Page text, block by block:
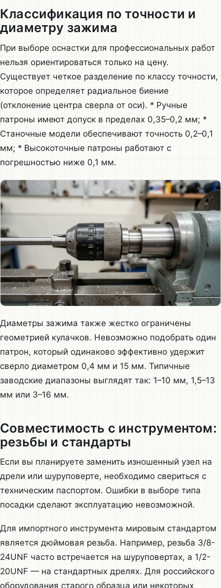
Классификация по точности и
диаметру зажима
При выборе оснастки для профессиональных работ
нельзя ориентироваться только на цену.
Существует четкое разделение по классу точности,
которое определяет радиальное биение
(отклонение центра сверла от оси). * Ручные
патроны имеют допуск в пределах 0,35–0,2 мм; *
Станочные модели обеспечивают точность 0,2–0,1
мм; * Высокоточные патроны работают с
погрешностью ниже 0,1 мм.
Диаметры зажима также жестко ограничены
геометрией кулачков. Невозможно подобрать один
патрон, который одинаково эффективно удержит
сверло диаметром 0,4 мм и 15 мм. Типичные
заводские диапазоны выглядят так: 1–10 мм, 1,5–13
мм или 3–16 мм.
Совместимость с инструментом:
резьбы и стандарты
Если вы планируете заменить изношенный узел на
дрели или шуруповерте, необходимо свериться с
техническим паспортом. Ошибки в выборе типа
посадки сделают эксплуатацию невозможной.
Для импортного инструмента мировым стандартом
является дюймовая резьба. Например, резьба 3/8-
24UNF часто встречается на шуруповертах, а 1/2-
20UNF — на стандартных дрелях. Для российского
оборудования старого образца или некоторых